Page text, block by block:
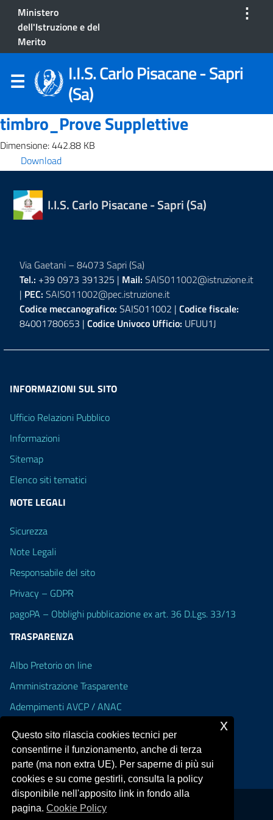
Ministero
dell'Istruzione e del
Merito
⋮
I.I.S. Carlo Pisacane - Sapri
(Sa)
timbro_Prove Supplettive
Dimensione: 442.88 KB
Download
I.I.S. Carlo Pisacane - Sapri (Sa)
Via Gaetani – 84073 Sapri (Sa)
Tel.: +39 0973 391325 | Mail: SAIS011002@istruzione.it
| PEC: SAIS011002@pec.istruzione.it
Codice meccanografico: SAIS011002 | Codice fiscale:
84001780653 | Codice Univoco Ufficio: UFUU1J
INFORMAZIONI SUL SITO
Ufficio Relazioni Pubblico
Informazioni
Sitemap
Elenco siti tematici
NOTE LEGALI
Sicurezza
Note Legali
Responsabile del sito
Privacy – GDPR
pagoPA – Obblighi pubblicazione ex art. 36 D.Lgs. 33/13
TRASPARENZA
Albo Pretorio on line
Amministrazione Trasparente
Adempimenti AVCP / ANAC
Dichiarazione di accessibilità
Portale realizzato con la piattaforma
Questo sito rilascia cookies tecnici per
consentirne il funzionamento, anche di terza
parte (ma non extra UE). Per saperne di più sui
cookies e su come gestirli, consulta la policy
disponibile nell'apposito link in fondo alla
pagina.Cookie Policy
x